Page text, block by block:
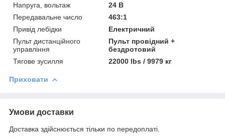
Напруга, вольтаж
24 В
Передавальне число
463:1
Привід лебідки
Електричний
Пульт дистанційного
управління
Пульт провідний +
бездротовий
Тягове зусилля
22000 lbs / 9979 кг
Приховати
Умови доставки
Доставка здійснюється тільки по передоплаті.